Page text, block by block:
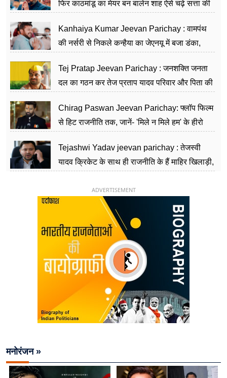
फिर काठमांडू का मेयर बन बालेन शाह ऐसे चढ़े सत्ता की
Kanhaiya Kumar Jeevan Parichay : वामपंथ
की नर्सरी से निकले कन्हैया का जेएनयू में बजा डंका,
Tej Pratap Jeevan Parichay : जनशक्ति जनता
दल का गठन कर तेज प्रताप यादव परिवार और पिता की
Chirag Paswan Jeevan Parichay: फ्लॉप फिल्म
से हिट राजनीति तक, जानें- 'मिले न मिले हम' के हीरो
Tejashwi Yadav jeevan parichay : तेजस्वी
यादव क्रिकेट के साथ ही राजनीति के हैं माहिर खिलाड़ी,
ADVERTISEMENT
मनोरंजन »